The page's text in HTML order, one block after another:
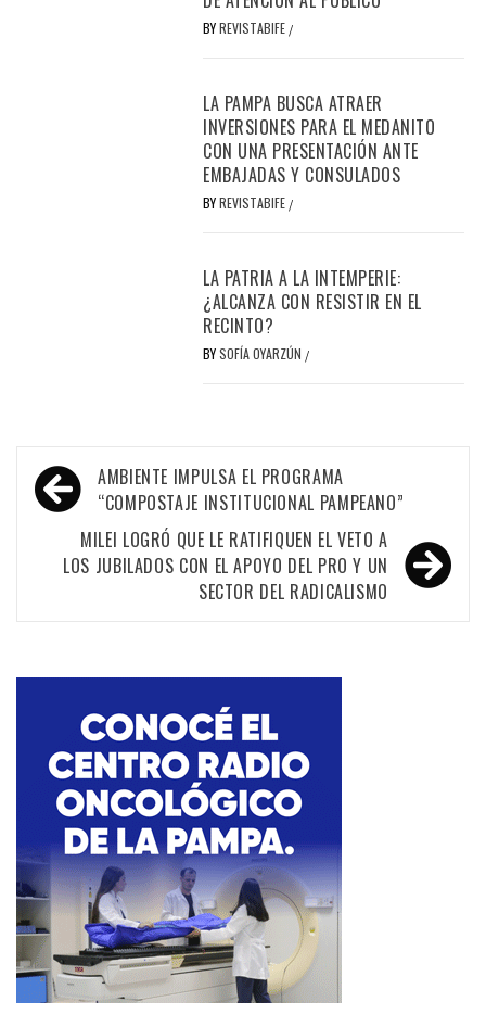
BYREVISTABIFE /
LA PAMPA BUSCA ATRAER
INVERSIONES PARA EL MEDANITO
CON UNA PRESENTACIÓN ANTE
EMBAJADAS Y CONSULADOS
BYREVISTABIFE /
LA PATRIA A LA INTEMPERIE:
¿ALCANZA CON RESISTIR EN EL
RECINTO?
BYSOFÍA OYARZÚN /
Navegación
de
entradas
AMBIENTE IMPULSA EL PROGRAMA
“COMPOSTAJE INSTITUCIONAL PAMPEANO”
MILEI LOGRÓ QUE LE RATIFIQUEN EL VETO A
LOS JUBILADOS CON EL APOYO DEL PRO Y UN
SECTOR DEL RADICALISMO